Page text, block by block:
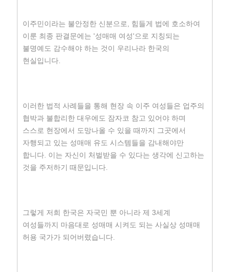
이주민이라는 불안정한 신분으로, 힘들게 법에 호소하여
이룬 최종 판결문에는 '성매매 여성'으로 지칭되는
불명예도 감수해야 하는 것이 우리나라 한국의
현실입니다.
이러한 법적 사례들을 통해 현장 속 이주 여성들은 업주의
협박과 불합리한 대우에도 잠자코 참고 있어야 하며
스스로 현장에서 도망나올 수 있을 때까지 그곳에서
자행되고 있는 성매매 유도 시스템들을 감내해야만
합니다. 이는 자신이 처벌받을 수 있다는 생각에 신고하는
것을 주저하기 때문입니다.
그렇게 저희 한국은 자국민 뿐 아니라 제 3세계
여성들까지 마음대로 성매매 시켜도 되는 사실상 성매매
허용 국가가 되어버렸습니다.